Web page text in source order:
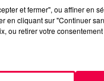
et fermer", ou affiner en
en cliquant sur "Continuer
ou retirer votre